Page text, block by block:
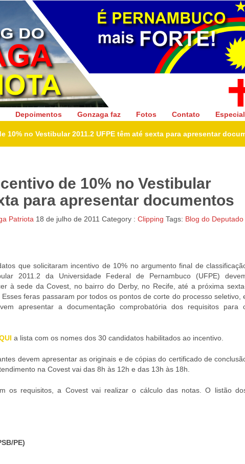
Gonzaga Patriota
Depoimentos Gonzaga faz Fotos Contato Especial
10% no Vestibular 2011.2 UFPE têm até sexta para apresentar
de 10% no Vestibular
para apresentar documentos
Patriota 18 de julho de 2011 Category : Clipping Tags: Blog do Deputado
que solicitaram incentivo de 10% no argumento final de
2011.2 da Universidade Federal de Pernambuco (UFPE)
à sede da Covest, no bairro do Derby, no Recife, até a próxima
feras passaram por todos os pontos de corte do processo seletivo,
apresentar a documentação comprobatória dos requisitos para
a lista com os nomes dos 30 candidatos habilitados ao incentivo.
devem apresentar as originais e de cópias do certificado de
na Covest vai das 8h às 12h e das 13h às 18h.
os requisitos, a Covest vai realizar o cálculo das notas. O listão
PE)